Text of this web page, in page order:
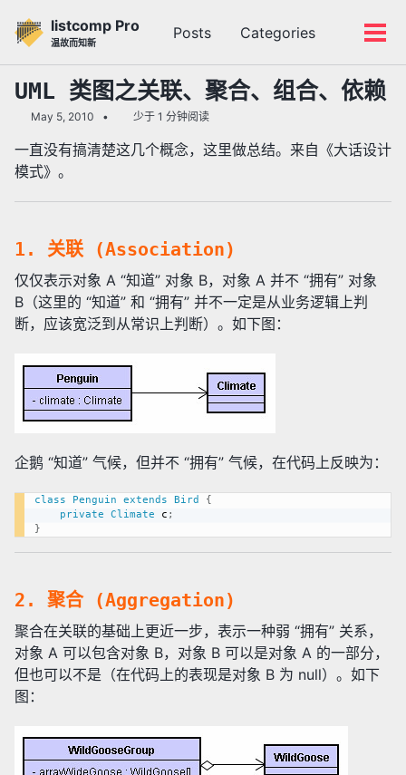
listcomp Pro
温故而知新
Posts Categories
搜
索
切
换
菜
单
UML 类图之关联、聚合、组合、依赖
May 5, 2010 少于 1 分钟阅读
一直没有搞清楚这几个概念，这里做总结。来自《大话设计
模式》。
1. 关联 (Association)
仅仅表示对象 A “知道” 对象 B，对象 A 并不 “拥有” 对象
B（这里的 “知道” 和 “拥有” 并不一定是从业务逻辑上判
断，应该宽泛到从常识上判断）。如下图：
企鹅 “知道” 气候，但并不 “拥有” 气候，在代码上反映为：
class Penguin extends Bird
{
private
Climate c ;
}
2. 聚合 (Aggregation)
聚合在关联的基础上更近一步，表示一种弱 “拥有” 关系，
对象 A 可以包含对象 B，对象 B 可以是对象 A 的一部分，
但也可以不是（在代码上的表现是对象 B 为 null）。如下
图：